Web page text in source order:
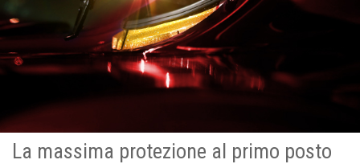
La massima protezione al primo posto